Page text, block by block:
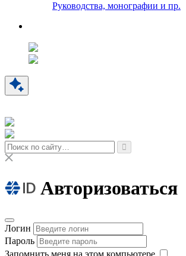
Руководства, монографии и пр.
Авторизоваться
Логин
Пароль